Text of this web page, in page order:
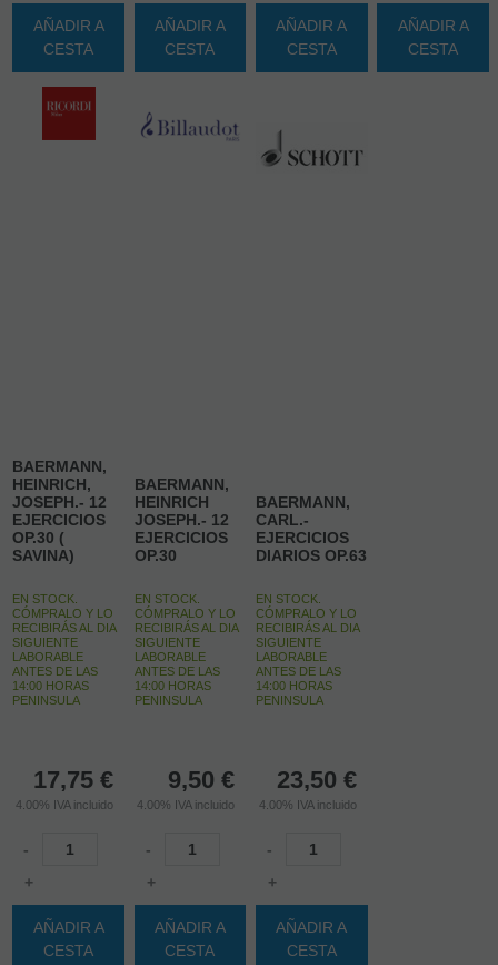
AÑADIR A
CESTA
AÑADIR A
CESTA
AÑADIR A
CESTA
AÑADIR A
CESTA
BAERMANN,
HEINRICH,
JOSEPH.- 12
EJERCICIOS
OP.30 (
SAVINA)
EN STOCK.
CÓMPRALO Y LO
RECIBIRÁS AL DIA
SIGUIENTE
LABORABLE
ANTES DE LAS
14:00 HORAS
PENINSULA
17,75 €
4.00% IVA incluido
-
+
AÑADIR A
CESTA
BAERMANN,
HEINRICH
JOSEPH.- 12
EJERCICIOS
OP.30
EN STOCK.
CÓMPRALO Y LO
RECIBIRÁS AL DIA
SIGUIENTE
LABORABLE
ANTES DE LAS
14:00 HORAS
PENINSULA
9,50 €
4.00% IVA incluido
-
+
AÑADIR A
CESTA
BAERMANN,
CARL.-
EJERCICIOS
DIARIOS OP.63
EN STOCK.
CÓMPRALO Y LO
RECIBIRÁS AL DIA
SIGUIENTE
LABORABLE
ANTES DE LAS
14:00 HORAS
PENINSULA
23,50 €
4.00% IVA incluido
-
+
AÑADIR A
CESTA